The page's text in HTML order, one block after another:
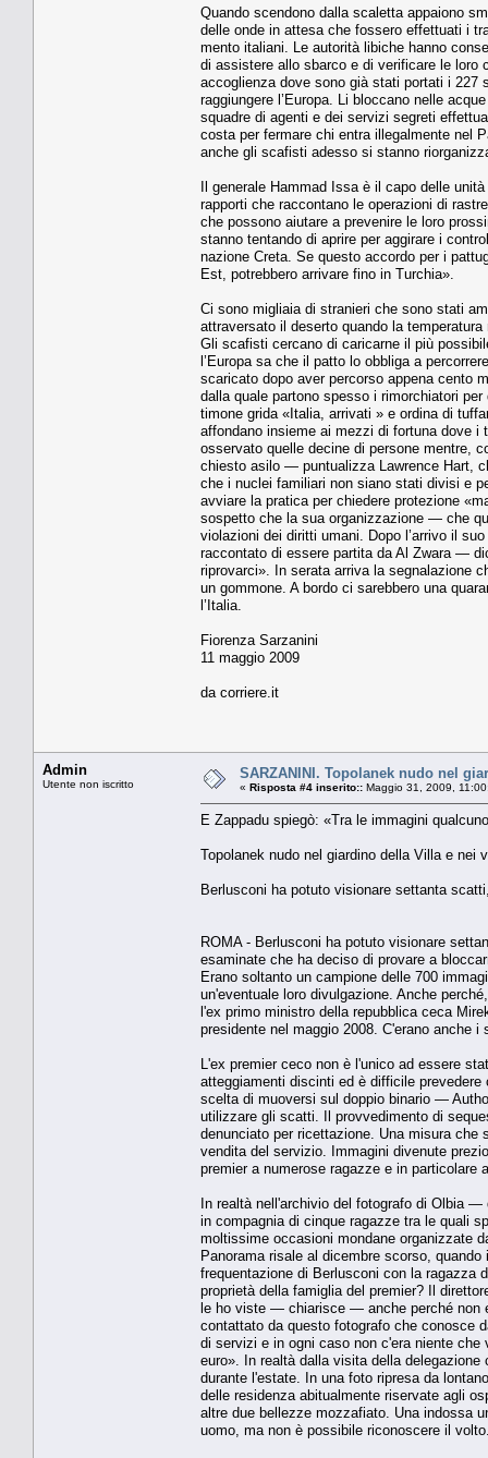
Quando scendono dalla sca­letta appaiono
delle onde in at­tesa che fossero effettuati i
mento italiani. Le autorità libi­che hanno
di assistere allo sbarco e di verificare le loro
accoglienza dove sono già stati portati i 227
raggiungere l’Europa. Li bloc­cano nelle
squadre di agen­ti e dei servizi segreti
costa per fermare chi entra illegal­mente nel
anche gli scafisti adesso si stanno
Il generale Hammad Issa è il capo delle
rapporti che raccontano le operazioni di
che possono aiutare a prevenire le loro
stan­no tentando di aprire per aggi­rare i
nazione Creta. Se questo accor­do per i
Est, potrebbero arrivare fino in Turchia».
Ci sono migliaia di stranieri che sono stati
attraversato il deserto quando la
Gli scafisti cercano di ca­ricarne il più
l’Europa sa che il patto lo obbliga a
scaricato dopo aver percorso appena cento
dalla quale partono spesso i ri­morchiatori
timone grida «Italia, ar­rivati » e ordina di
affondano insie­me ai mezzi di fortuna dove i
os­servato quelle decine di perso­ne mentre,
chiesto asilo — puntualizza Lawrence Hart,
che i nuclei fami­liari non siano stati divisi e
avviare la pratica per chiedere protezio­ne
sospetto che la sua orga­nizzazione — che
violazioni dei dirit­ti umani. Dopo l’arrivo il
rac­contato di essere partita da Al Zwara —
riprovarci». In serata arriva la segnalazione
un gommo­ne. A bordo ci sarebbero una
l’Italia.
Fiorenza Sarzanini
11 maggio 2009
da corriere.it
Admin
Utente non iscritto
SARZANINI. Topolanek nudo nel
« Risposta #4 inserito:: Maggio 31, 2009,
E Zappadu spiegò: «Tra le immagini
Topolanek nudo nel giardino della Villa e nei
Berlusconi ha potuto visionare settanta
ROMA - Berlusconi ha potuto visionare
esaminate che ha deciso di provare a
Erano soltanto un campione delle 700
un'eventuale loro divulgazione. Anche
l'ex primo ministro della repubblica ceca
presidente nel maggio 2008. C'erano anche
L'ex premier ceco non è l'unico ad essere
atteggiamenti discinti ed è difficile
scelta di muoversi sul doppio binario —
utilizzare gli scatti. Il provvedimento di
denunciato per ricettazione. Una misura
vendita del servizio. Immagini divenute
premier a numerose ragazze e in particolare
In realtà nell'archivio del fotografo di Olbia
in compagnia di cinque ragazze tra le quali
moltissime occasioni mondane organizzate
Panorama risale al dicembre scorso,
frequentazione di Berlusconi con la ragazza
proprietà della famiglia del premier? Il
le ho viste — chiarisce — anche perché non
contattato da questo fotografo che conosce
di servizi e in ogni caso non c'era niente
euro». In realtà dalla visita della
durante l'estate. In una foto ripresa da
delle residenza abitualmente riservate agli
altre due bellezze mozzafiato. Una indossa
uomo, ma non è possibile riconoscere il